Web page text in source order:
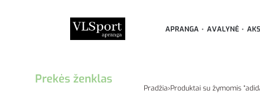
APRANGA AVALYNĖ
Prekės ženklas
Pradžia›Produktai su žymomis